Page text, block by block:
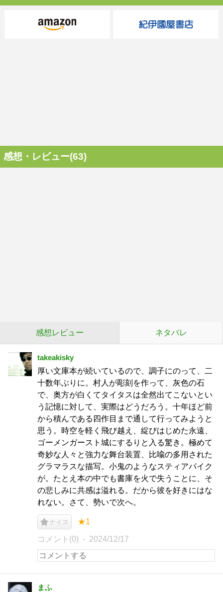
感想・レビュー(63)
感想レビュー ネタバレ
takeakisky
厚い文庫本が続いているので、調子にのって、二
十数年ぶりに。村人が彫刻を作って、灰色の石
で、奥方が白くてタイタスは全然出てこないとい
う記憶に対して、実際はどうだろう。十年ほど前
から積んである四作目まで通して行ってみようと
思う。時空を軽く飛び越え、綻びはじめた永遠、
ゴーメンガースト城にするりと入る驚き。極めて
奇妙な人々と強力な舞台装置、比喩の多用された
グラマラスな描写。小鬼のようなスティアパイク
が。たとえ本の中でも書庫を火で失うことに、そ
の悲しみに共感は溢れる。だから彼を好きにはな
れない。さて、勢いで次へ。
ナイス ★1
コメント(0) 2024/12/17
まふ